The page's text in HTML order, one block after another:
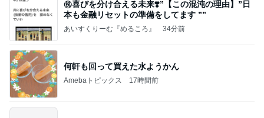
㊗️喜びを分け合える未来❣️”【この混沌の理由】”⽇
本も⾦融リセットの準備をしてます ””
あいすくりーむ『めるころ』 34分前
何軒も回って買えた水ようかん
Amebaトピックス 17時間前